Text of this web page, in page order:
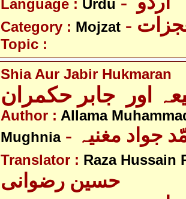
Language : Urdu
Category : Mojzat
Topic :
Shia Aur Jabir Hukmaran
Author : Allama
Mughnia
جواد مغنیہ
Translator : Raza Hussain
حسین رضوانی